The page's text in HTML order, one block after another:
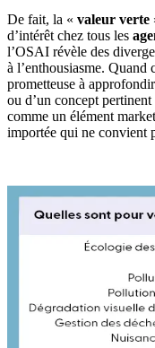
De fait, la « valeur verte
d’intérêt chez tous les
l’OSAI révèle des
à l’enthousiasme. Quand
prometteuse à
ou d’un concept
comme un élément
importée qui ne convient